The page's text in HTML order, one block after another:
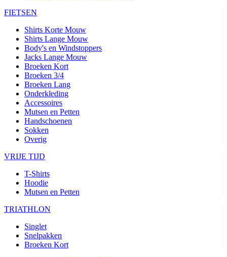
FIETSEN
Shirts Korte Mouw
Shirts Lange Mouw
Body's en Windstoppers
Jacks Lange Mouw
Broeken Kort
Broeken 3/4
Broeken Lang
Onderkleding
Accessoires
Mutsen en Petten
Handschoenen
Sokken
Overig
VRIJE TIJD
T-Shirts
Hoodie
Mutsen en Petten
TRIATHLON
Singlet
Snelpakken
Broeken Kort